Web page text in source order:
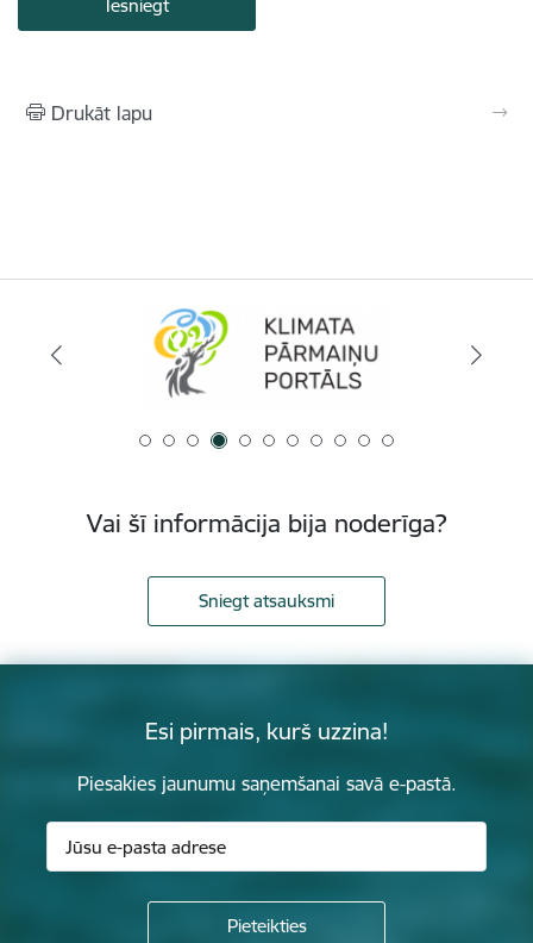
Drukāt lapu
Vai šī informācija bija noderīga?
Sniegt atsauksmi
Esi pirmais, kurš uzzina!
Piesakies jaunumu saņemšanai savā e-pastā.